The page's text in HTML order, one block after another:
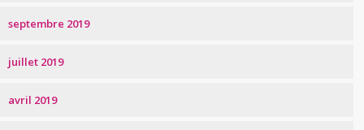
septembre 2019
juillet 2019
avril 2019